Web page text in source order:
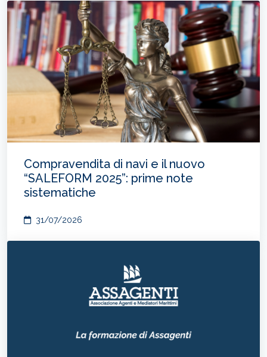
Compravendita di navi e il nuovo
“SALEFORM 2025”: prime note
sistematiche
31/07/2026